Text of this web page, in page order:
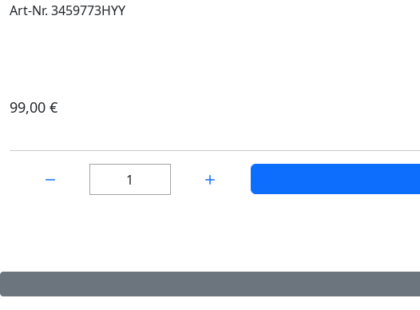
Art-Nr. 3459773HYY
99,00 €